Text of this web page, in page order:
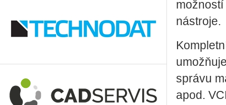
nástroje.
správu
apod.